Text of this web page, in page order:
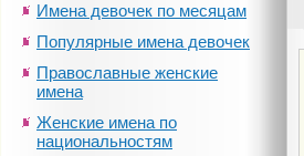
Имена девочек по месяцам
Популярные имена девочек
Православные женские
имена
Женские имена по
национальностям